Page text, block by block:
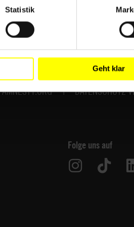
Statistik
Geht klar
AMNESTY.ORG
DATENSCHUTZ
Folge uns auf